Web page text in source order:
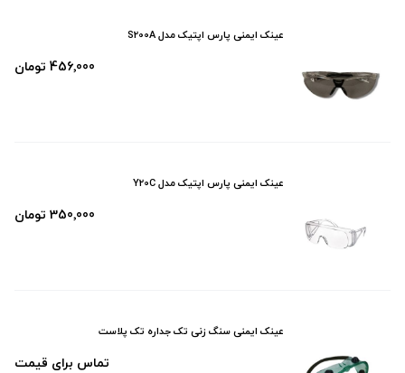
عینک ایمنی پارس اپتیک مدل S200A
456٬000 تومان
عینک ایمنی پارس اپتیک مدل Y20C
350٬000 تومان
عینک ایمنی سنگ زنی تک جداره تک پلاست
تماس برای قیمت